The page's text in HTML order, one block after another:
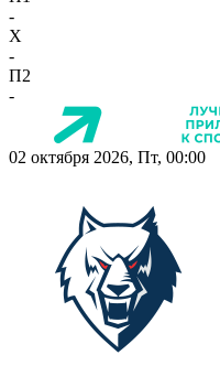
-
X
-
П2
-
02 октября 2026, Пт, 00:00